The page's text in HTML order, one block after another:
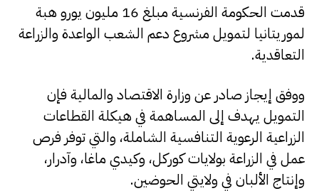
قدمت الحكومة الفرنسية مبلغ 16 مليون يورو هبة
لموريتانيا لتمويل مشروع دعم الشعب الواعدة والزراعة
التعاقدية.
ووفق إيجاز صادر عن وزارة الاقتصاد والمالية فإن
التمويل يهدف إلى المساهمة في هيكلة القطاعات
الزراعية الرعوية التنافسية الشاملة، والتي توفر فرص
عمل في الزراعة بولايات كوركل، وكيدي ماغا، وآدرار،
وإنتاج الألبان في ولايتي الحوضين.